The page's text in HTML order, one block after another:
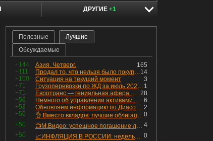
ДРУГИЕ +1
Полезные
Лучшие
Обсуждаемые
+144 165
Азия. Четверг.
+111
14
Продал то, что нельзя было покупать. Изменения в портфеле
+100
3
Ситуация на текущий момент
+71
1
Грузоперевозки по ЖД за июль 2026 г. — четвёртый месяц подряд роста, чёрные металлы на уровне прошлого года, а каменный уголь в плюсе.
+71
28
Евротранс — гениальная афера. Собрал с инвесторов денег, выплатил дивидендов больше текущей капитализации и ушёл в дефолт
+56
6
Немного об управлении активами. Для заинтересованных
+53
2
Обновляем информацию по Диасофту: дивиденды и выкуп
+50
0
👌 Вместо вкладов: лучшие облигации — только супер надёжные
+50
4
📺М.Видео: успешное погашение любимого флоатера
+50
0
📈ИНФЛЯЦИЯ В РОССИИ: недельная дефляция, но в годовом выражении рост 😢